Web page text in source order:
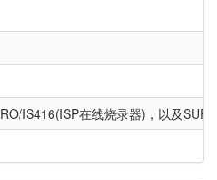
IS416(ISP在线烧录器)，以及